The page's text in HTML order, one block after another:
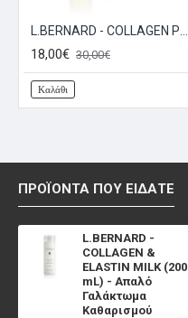
18,00€ 30,00€
Καλάθι
ΠΡΟΪΌΝΤΑ ΠΟΥ ΕΊΔΑΤΕ
L.BERNARD -
COLLAGEN &
ELASTIN MILK (200
mL) - Απαλό
Γαλάκτωμα
Καθαρισμού